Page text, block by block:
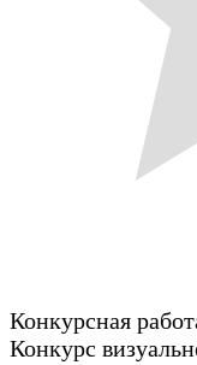
Конкурсная
Конкурс